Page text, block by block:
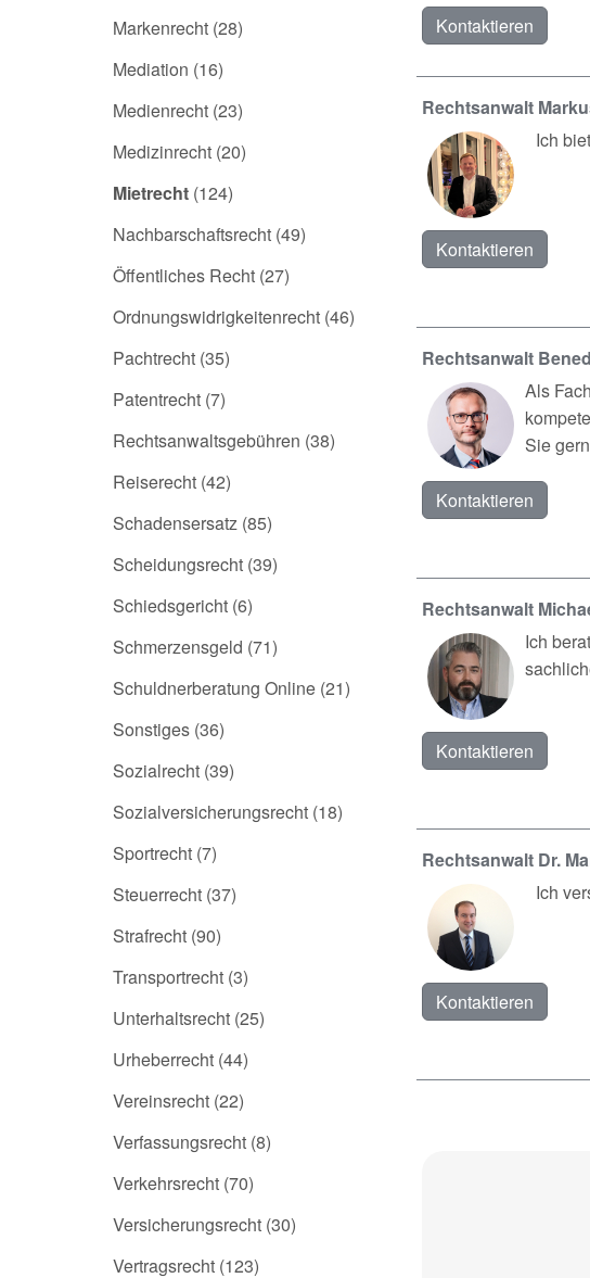
Markenrecht (28)
Mediation (16)
Medienrecht (23)
Medizinrecht (20)
Mietrecht (124)
Nachbarschaftsrecht (49)
Öffentliches Recht (27)
Ordnungswidrigkeitenrecht (46)
Pachtrecht (35)
Patentrecht (7)
Rechtsanwaltsgebühren (38)
Reiserecht (42)
Schadensersatz (85)
Scheidungsrecht (39)
Schiedsgericht (6)
Schmerzensgeld (71)
Schuldnerberatung Online (21)
Sonstiges (36)
Sozialrecht (39)
Sozialversicherungsrecht (18)
Sportrecht (7)
Steuerrecht (37)
Strafrecht (90)
Transportrecht (3)
Unterhaltsrecht (25)
Urheberrecht (44)
Vereinsrecht (22)
Verfassungsrecht (8)
Verkehrsrecht (70)
Versicherungsrecht (30)
Vertragsrecht (123)
Kontaktieren
Rechtsanwalt
Ich
Kontaktieren
Rechtsanwalt
Als
Sie
Kontaktieren
Rechtsanwalt
Ich
Kontaktieren
Rechtsanwalt Dr.
Ich
Kontaktieren